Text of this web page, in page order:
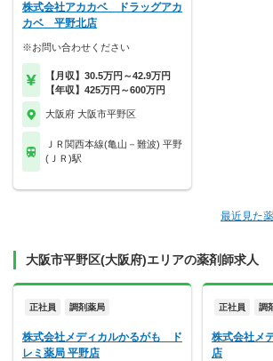
株式会社アカカベ ドラッグアカ
カベ 平野北店
※お問い合わせください
【月収】30.5万円～42.9万円
【年収】425万円～600万円
大阪府 大阪市平野区
ＪＲ関西本線(亀山－難波) 平野
(ＪＲ)駅
最近見た
大阪市平野区(大阪府)エリアの薬剤師求人
正社員 調剤薬局
株式会社メディカルかるがも ド
レミ薬局 平野店
正社員 調
株式会社メ
店